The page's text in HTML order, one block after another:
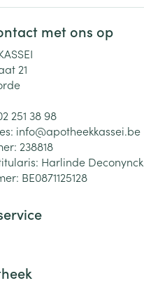
met ons op
21
251 38 98
info@apotheekkassei.be
238818
Harlinde Deconynck
BE0871125128